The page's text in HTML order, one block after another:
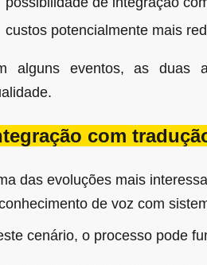
custos potencialmente mais
alguns eventos, as duas
com
das evoluções mais
de voz com
cenário, o processo pode